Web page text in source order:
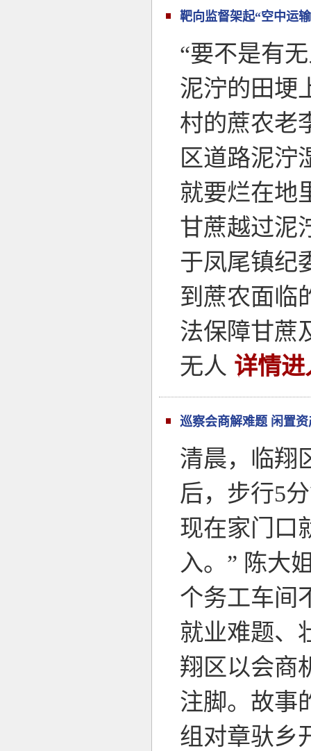
靶向监督架起“空中运
“要不是有
泥泞的田埂
村的蔗农老
区道路泥泞
就要烂在地
甘蔗越过泥
于凤尾镇纪
到蔗农面临
法保障甘蔗
无人 详情进
巡察会商解难题 闲置资
清晨，临翔
后，步行5
现在家门口
入。” 陈大
个务工车间
就业难题、
翔区以会商
注脚。故事
组对章驮乡